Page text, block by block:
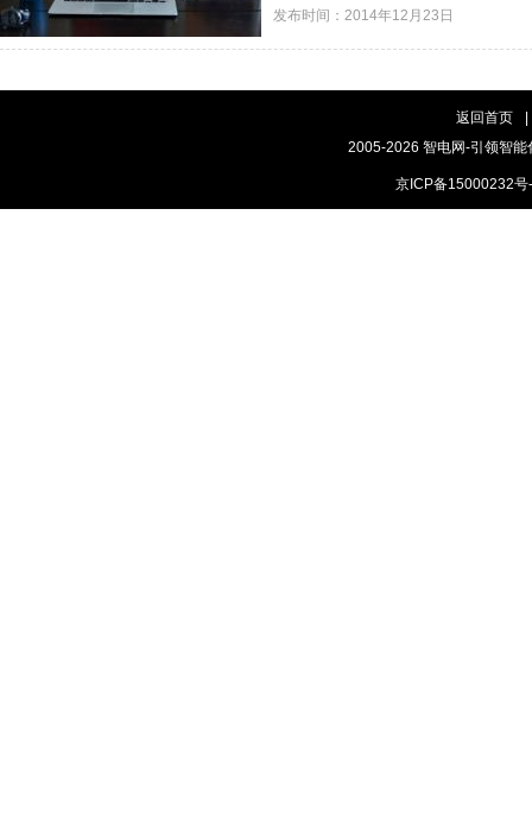
发布时间：2014年12月23日
返回首页
2005-2026 智电网-引领智
京ICP备15000232号